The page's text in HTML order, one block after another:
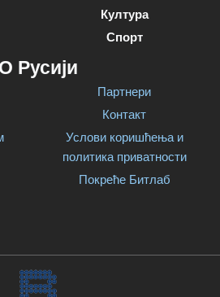
Култура
Спорт
О Русији
Партнери
Контакт
Услови коришћења и
политика приватности
Покреће Битлаб